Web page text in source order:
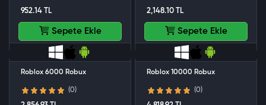
952.14 TL
Sepete Ekle
2,148.10 TL
Sepete Ekle
Roblox 6000 Robux
(0)
Roblox 10000 Robux
(0)